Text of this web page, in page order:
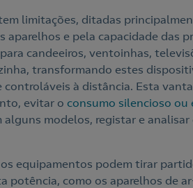
limitações, ditadas
aparelhos e pela capacidade das
candeeiros, ventoinhas,
transformando estes
à distância. Esta
evitar o consumo silencioso ou
alguns modelos, registar e
equipamentos podem tirar
potência, como os aparelhos de